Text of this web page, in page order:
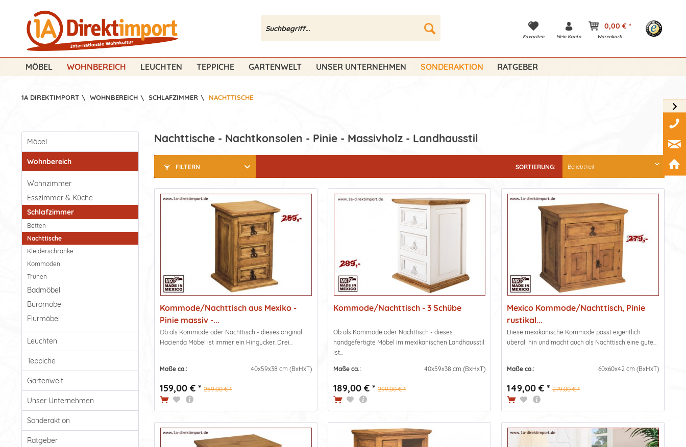
Favoriten Mein Konto
0,00 € *
Warenkorb
MÖBEL WOHNBEREICH LEUCHTEN TEPPICHE GARTENWELT UNSER UNTERNEHMEN SONDERAKTION RATGEBER
1A DIREKTIMPORT \ WOHNBEREICH \ SCHLAFZIMMER \ NACHTTISCHE
Möbel
Wohnbereich
Wohnzimmer
Esszimmer & Küche
Schlafzimmer
Betten
Nachttische
Kleiderschränke
Kommoden
Truhen
Badmöbel
Büromöbel
Flurmöbel
Leuchten
Teppiche
Gartenwelt
Unser Unternehmen
Sonderaktion
Ratgeber
Nachttische - Nachtkonsolen - Pinie - Massivholz - Landhausstil
FILTERN SORTIERUNG:
Kommode/Nachttisch aus Mexiko -
Pinie massiv -...
Ob als Kommode oder Nachttisch - dieses original
Hacienda Möbel ist immer ein Hingucker. Drei...
Maße ca.: 40x59x38 cm (BxHxT)
159,00 € * 259,00 € *
Kommode/Nachttisch - 3 Schübe
Ob als Kommode oder Nachttisch - dieses
handgefertigte Möbel im mexikanischen Landhausstil
ist...
Maße ca.: 40x59x38 cm (BxHxT)
189,00 € * 299,00 € *
Mexico Kommode/Nachttisch, Pinie
rustikal...
Diese mexikanische Kommode passt eigentlich
überall hin und macht auch als Nachttisch eine gute...
Maße ca.: 60x60x42 cm (BxHxT)
149,00 € * 279,00 € *